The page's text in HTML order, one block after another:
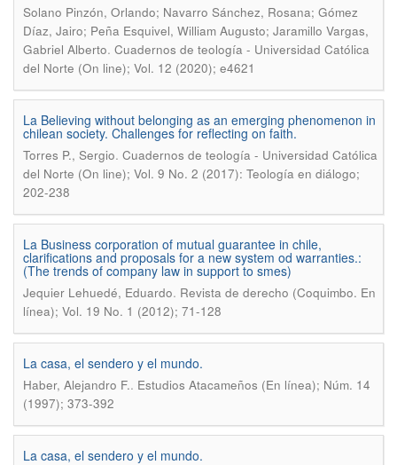
Solano Pinzón, Orlando; Navarro Sánchez, Rosana; Gómez
Díaz, Jairo; Peña Esquivel, William Augusto; Jaramillo Vargas,
Gabriel Alberto. Cuadernos de teología - Universidad Católica
del Norte (On line); Vol. 12 (2020); e4621
La Believing without belonging as an emerging phenomenon in
chilean society. Challenges for reflecting on faith.
Torres P., Sergio. Cuadernos de teología - Universidad Católica
del Norte (On line); Vol. 9 No. 2 (2017): Teología en diálogo;
202-238
La Business corporation of mutual guarantee in chile,
clarifications and proposals for a new system od warranties.:
(The trends of company law in support to smes)
Jequier Lehuedé, Eduardo. Revista de derecho (Coquimbo. En
línea); Vol. 19 No. 1 (2012); 71-128
La casa, el sendero y el mundo.
Haber, Alejandro F.. Estudios Atacameños (En línea); Núm. 14
(1997); 373-392
La casa, el sendero y el mundo.